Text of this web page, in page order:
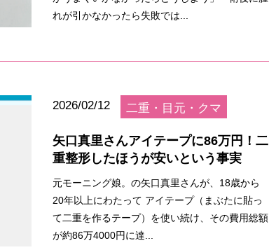
れが引かなかったら失敗では...
2026/02/12 二重・目元・クマ
矢口真里さんアイテープに86万円！二
重整形したほうが安いという事実
元モーニング娘。の矢口真里さんが、18歳から
20年以上にわたって アイテープ（まぶたに貼っ
て二重を作るテープ）を使い続け、その費用総額
が約86万4000円に達...